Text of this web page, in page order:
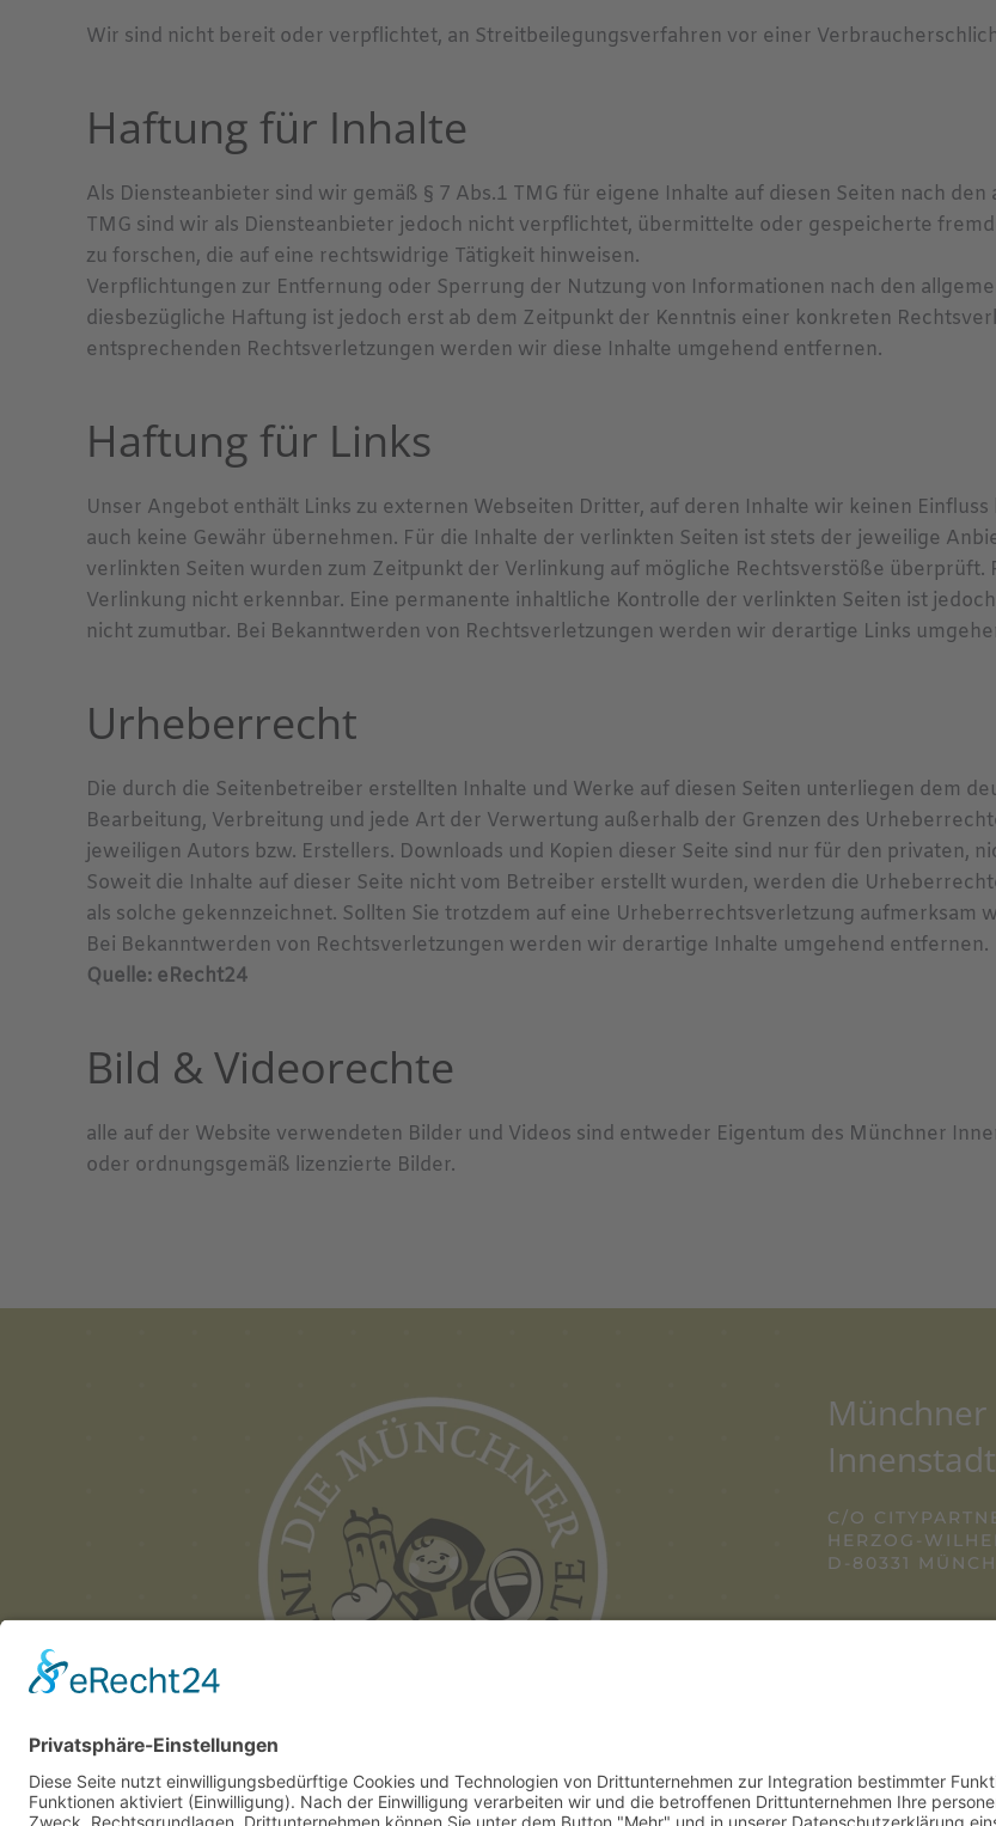
Wir sind nicht bereit oder verpflichtet, an Streitbeilegungsverfahren vor einer
Haftung für Inhalte
Als Diensteanbieter sind wir gemäß § 7 Abs.1 TMG für eigene Inhalte auf diesen Seiten nach
TMG sind wir als Diensteanbieter jedoch nicht verpflichtet, übermittelte oder gespeicherte
zu forschen, die auf eine rechtswidrige Tätigkeit hinweisen.
Verpflichtungen zur Entfernung oder Sperrung der Nutzung von Informationen nach den
diesbezügliche Haftung ist jedoch erst ab dem Zeitpunkt der Kenntnis einer konkreten
entsprechenden Rechtsverletzungen werden wir diese Inhalte umgehend entfernen.
Haftung für Links
Unser Angebot enthält Links zu externen Webseiten Dritter, auf deren Inhalte wir keinen
auch keine Gewähr übernehmen. Für die Inhalte der verlinkten Seiten ist stets der jeweilige
verlinkten Seiten wurden zum Zeitpunkt der Verlinkung auf mögliche Rechtsverstöße
Verlinkung nicht erkennbar. Eine permanente inhaltliche Kontrolle der verlinkten Seiten ist
nicht zumutbar. Bei Bekanntwerden von Rechtsverletzungen werden wir derartige Links
Urheberrecht
Die durch die Seitenbetreiber erstellten Inhalte und Werke auf diesen Seiten unterliegen dem
Bearbeitung, Verbreitung und jede Art der Verwertung außerhalb der Grenzen des
jeweiligen Autors bzw. Erstellers. Downloads und Kopien dieser Seite sind nur für den privaten,
Soweit die Inhalte auf dieser Seite nicht vom Betreiber erstellt wurden, werden die
als solche gekennzeichnet. Sollten Sie trotzdem auf eine Urheberrechtsverletzung
Bei Bekanntwerden von Rechtsverletzungen werden wir derartige Inhalte umgehend entfernen.
Quelle: eRecht24
Bild & Videorechte
alle auf der Website verwendeten Bilder und Videos sind entweder Eigentum des Münchner
oder ordnungsgemäß lizenzierte Bilder.
Münchner
C/O
HERZOG-
D-80331